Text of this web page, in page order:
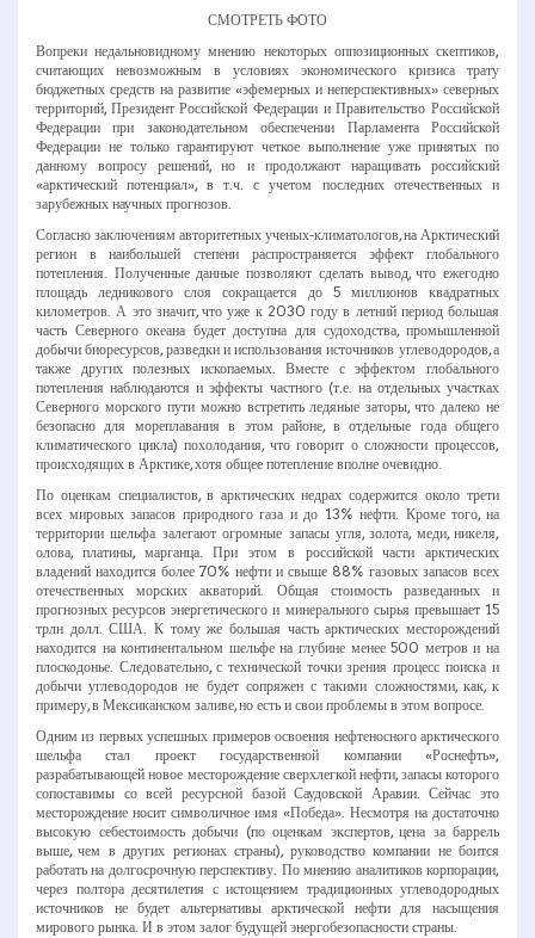
СМОТРЕТЬ ФОТО
Вопреки недальновидному мнению некоторых оппозиционных скептиков,
считающих невозможным в условиях экономического кризиса трату
бюджетных средств на развитие «эфемерных и неперспективных» северных
территорий, Президент Российской Федерации и Правительство Российской
Федерации при законодательном обеспечении Парламента Российской
Федерации не только гарантируют четкое выполнение уже принятых по
данному вопросу решений, но и продолжают наращивать российский
«арктический потенциал», в т.ч. с учетом последних отечественных и
зарубежных научных прогнозов.
Согласно заключениям авторитетных ученых-­климатологов, на Арктический
регион в наибольшей степени распространяется эффект глобального
потепления. Полученные данные позволяют сделать вывод, что ежегодно
площадь ледникового слоя сокращается до 5 миллионов квадратных
километров. А это значит, что уже к 2030 году в летний период большая
часть Северного океана будет доступна для судоходства, промышленной
добычи биоресурсов, разведки и использования источников углеводородов, а
также других полезных ископаемых. Вместе с эффектом глобального
потепления наблюдаются и эффекты частного (т.е. на отдельных участках
Северного морского пути можно встретить ледяные заторы, что далеко не
безопасно для мореплавания в этом районе, в отдельные года общего
климатического цикла) похолодания, что говорит о сложности процессов,
происходящих в Арктике, хотя общее потепление вполне очевидно.
По оценкам специалистов, в арктических недрах содержится около трети
всех мировых запасов природного газа и до 13% нефти. Кроме того, на
территории шельфа залегают огромные запасы угля, золота, меди, никеля,
олова, платины, марганца. При этом в российской части арктических
владений находится более 70% нефти и свыше 88% газовых запасов всех
отечественных морских акваторий. Общая стоимость разведанных и
прогнозных ресурсов энергетического и минерального сырья превышает 15
трлн долл. США. К тому же большая часть арктических месторождений
находится на континентальном шельфе на глубине менее 500 метров и на
плоскодонье. Следовательно, с технической точки зрения процесс поиска и
добычи углеводородов не будет сопряжен с такими сложностями, как, к
примеру, в Мексиканском заливе, но есть и свои проблемы в этом вопросе.
Одним из первых успешных примеров освоения нефтеносного арктического
шельфа стал проект государственной компании «Роснефть»,
разрабатывающей новое месторождение сверхлегкой нефти, запасы которого
сопоставимы со всей ресурсной базой Саудовской Аравии. Сейчас это
месторождение носит символичное имя «Победа». Несмотря на достаточно
высокую себестоимость добычи (по оценкам экспертов, цена за баррель
выше, чем в других регионах страны), руководство компании не боится
работать на долгосрочную перспективу. По мнению аналитиков корпорации,
через полтора десятилетия с истощением традиционных углеводородных
источников не будет альтернативы арктической нефти для насыщения
мирового рынка. И в этом залог будущей энергобезопасности страны.